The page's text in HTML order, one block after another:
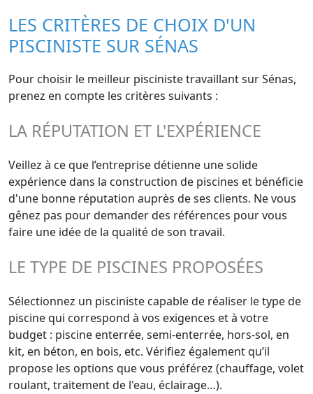
LES CRITÈRES DE CHOIX D'UN
PISCINISTE SUR SÉNAS
Pour choisir le meilleur pisciniste travaillant sur Sénas,
prenez en compte les critères suivants :
LA RÉPUTATION ET L'EXPÉRIENCE
Veillez à ce que l’entreprise détienne une solide
expérience dans la construction de piscines et bénéficie
d'une bonne réputation auprès de ses clients. Ne vous
gênez pas pour demander des références pour vous
faire une idée de la qualité de son travail.
LE TYPE DE PISCINES PROPOSÉES
Sélectionnez un pisciniste capable de réaliser le type de
piscine qui correspond à vos exigences et à votre
budget : piscine enterrée, semi-enterrée, hors-sol, en
kit, en béton, en bois, etc. Vérifiez également qu’il
propose les options que vous préférez (chauffage, volet
roulant, traitement de l'eau, éclairage…).